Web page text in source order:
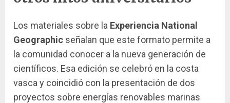
Los materiales sobre la Experiencia National
Geographic señalan que este formato permite a
la comunidad conocer a la nueva generación de
científicos. Esa edición se celebró en la costa
vasca y coincidió con la presentación de dos
proyectos sobre energías renovables marinas